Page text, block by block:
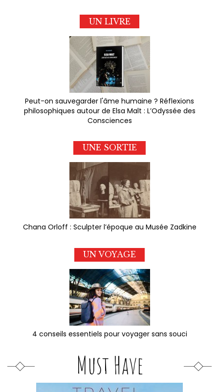
UN LIVRE
Peut-on sauvegarder l'âme humaine ? Réflexions
philosophiques autour de Elsa Malt : L’Odyssée des
Consciences
UNE SORTIE
Chana Orloff : Sculpter l’époque au Musée Zadkine
UN VOYAGE
4 conseils essentiels pour voyager sans souci
Must Have